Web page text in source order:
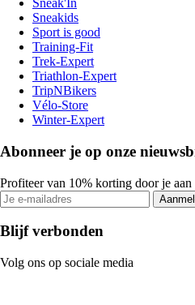
Sneak'In
Sneakids
Sport is good
Training-Fit
Trek-Expert
Triathlon-Expert
TripNBikers
Vélo-Store
Winter-Expert
Abonneer je op onze
Profiteer van 10% korting door je
Blijf verbonden
Volg ons op sociale media